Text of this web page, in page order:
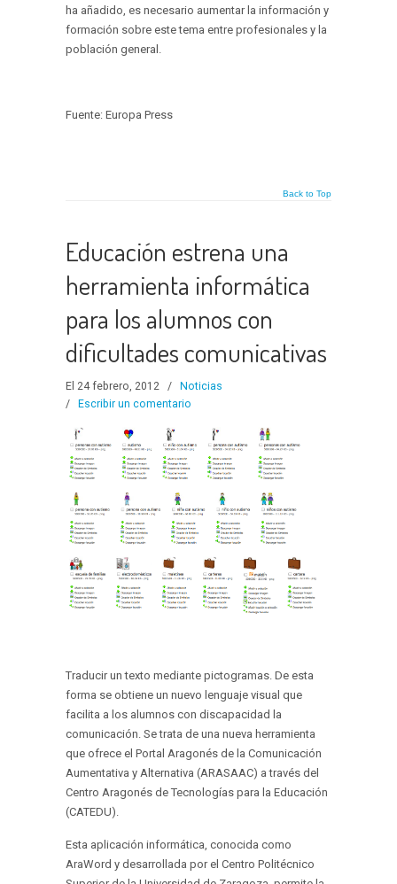
ha añadido, es necesario aumentar la información y
formación sobre este tema entre profesionales y la
población general.
Fuente: Europa Press
Back to Top
Educación estrena una
herramienta informática
para los alumnos con
dificultades comunicativas
El 24 febrero, 2012 /
Noticias
/ Escribir un comentario
Traducir un texto mediante pictogramas. De esta
forma se obtiene un nuevo lenguaje visual que
facilita a los alumnos con discapacidad la
comunicación. Se trata de una nueva herramienta
que ofrece el Portal Aragonés de la Comunicación
Aumentativa y Alternativa (ARASAAC) a través del
Centro Aragonés de Tecnologías para la Educación
(CATEDU).
Esta aplicación informática, conocida como
AraWord y desarrollada por el Centro Politécnico